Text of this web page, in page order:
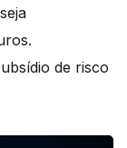
de risco